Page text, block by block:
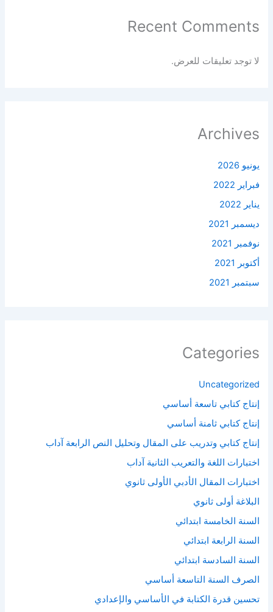
Recent Comments
لا توجد تعليقات للعرض.
Archives
يونيو 2026
فبراير 2022
يناير 2022
ديسمبر 2021
نوفمبر 2021
أكتوبر 2021
سبتمبر 2021
Categories
Uncategorized
إنتاج كتابي تاسعة أساسي
إنتاج كتابي ثامنة أساسي
إنتاج كتابي وتدريب على المقال وتحليل النص الرابعة آداب
اختبارات اللغة والتعريب الثانية آداب
اختبارات المقال الأدبي الأولى ثانوي
البلاغة أولى ثانوي
السنة الخامسة ابتدائي
السنة الرابعة ابتدائي
السنة السادسة ابتدائي
الصرف السنة التاسعة أساسي
تحسين قدرة الكتابة في الأساسي والإعدادي